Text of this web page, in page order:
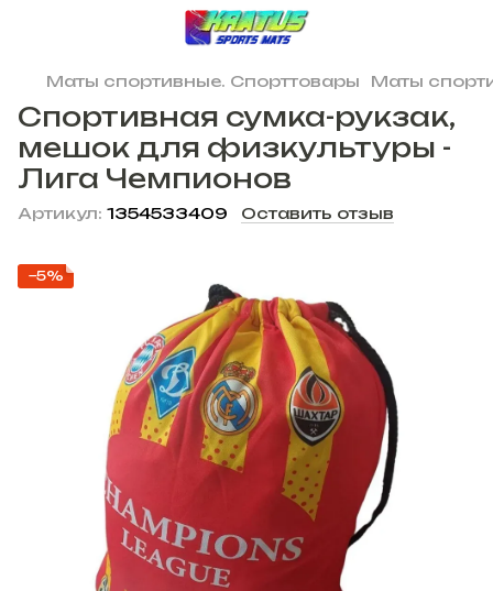
Маты спортивные. Спорттовары Маты
Спортивная сумка-рукзак,
мешок для физкультуры -
Лига Чемпионов
Артикул: 1354533409 Оставить отзыв
−5%